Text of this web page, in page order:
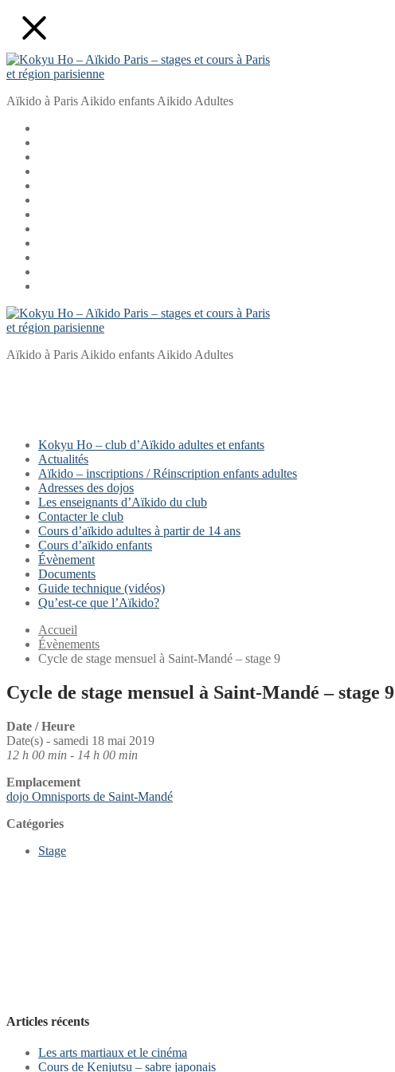
contenu
Menu
Aïkido à Paris Aikido enfants Aikido Adultes
Aïkido à Paris Aikido enfants Aikido Adultes
Kokyu Ho – club d’Aïkido adultes et enfants
Actualités
Aïkido – inscriptions / Réinscription enfants adultes
Adresses des dojos
Les enseignants d’Aïkido du club
Contacter le club
Cours d’aïkido adultes à partir de 14 ans
Cours d’aïkido enfants
Évènement
Documents
Guide technique (vidéos)
Qu’est-ce que l’Aïkido?
Accueil
Évènements
Cycle de stage mensuel à Saint-Mandé – stage 9
Cycle de stage mensuel à Saint-Mandé – stage 9
Date / Heure
Date(s) - samedi 18 mai 2019
12 h 00 min - 14 h 00 min
Emplacement
dojo Omnisports de Saint-Mandé
Catégories
Stage
Articles récents
Les arts martiaux et le cinéma
Cours de Kenjutsu – sabre japonais